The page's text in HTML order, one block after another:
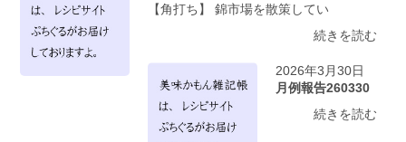
【角打ち】 錦市場を散策してい
続きを読む
2026年3月30日
月例報告260330
続きを読む